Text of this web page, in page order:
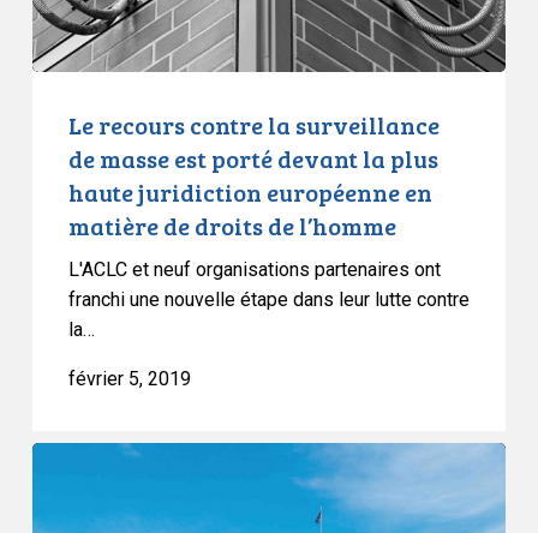
porté
devant
juridiction
européenne
matière
droits
l’homme
Le recours contre la surveillance
de masse est porté devant la plus
haute juridiction européenne en
matière de droits de l’homme
L'ACLC et neuf organisations partenaires ont
franchi une nouvelle étape dans leur lutte contre
la…
février 5, 2019
relative